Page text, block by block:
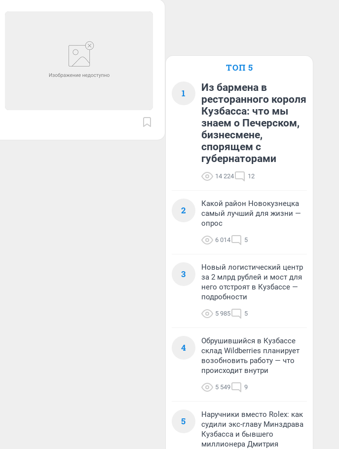
ТОП 5
1
Из бармена в
ресторанного короля
Кузбасса: что мы
знаем о Печерском,
бизнесмене,
спорящем с
губернаторами
14 224 12
2
Какой район Новокузнецка
самый лучший для жизни —
опрос
6 014 5
3
Новый логистический центр
за 2 млрд рублей и мост для
него отстроят в Кузбассе —
подробности
5 985 5
4
Обрушившийся в Кузбассе
склад Wildberries планирует
возобновить работу — что
происходит внутри
5 549 9
5
Наручники вместо Rolex: как
судили экс-главу Минздрава
Кузбасса и бывшего
миллионера Дмитрия